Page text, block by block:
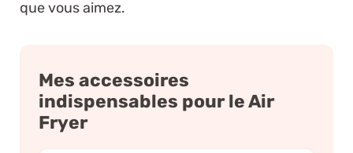
que vous aimez.
Mes accessoires
indispensables pour le Air
Fryer